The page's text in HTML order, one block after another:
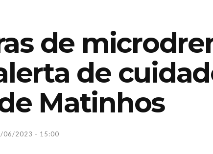
de
de
Matinhos
06/2023 - 15:00